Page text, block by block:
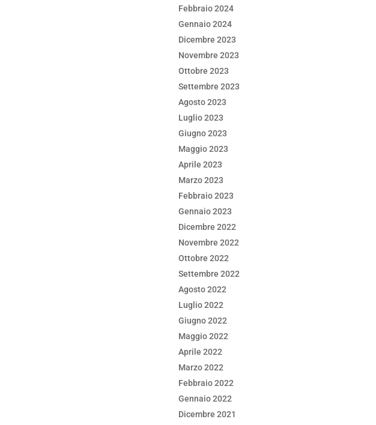
Febbraio 2024
Gennaio 2024
Dicembre 2023
Novembre 2023
Ottobre 2023
Settembre 2023
Agosto 2023
Luglio 2023
Giugno 2023
Maggio 2023
Aprile 2023
Marzo 2023
Febbraio 2023
Gennaio 2023
Dicembre 2022
Novembre 2022
Ottobre 2022
Settembre 2022
Agosto 2022
Luglio 2022
Giugno 2022
Maggio 2022
Aprile 2022
Marzo 2022
Febbraio 2022
Gennaio 2022
Dicembre 2021